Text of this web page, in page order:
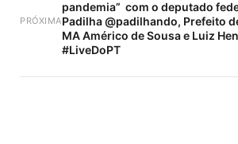
PRÓXIMA
pandemia” com o deputado
Padilha @padilhando, Prefeito
MA Américo de Sousa e Luiz
#LiveDoPT